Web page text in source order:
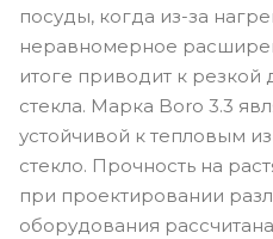
посуды, когда из-за
неравномерное
итоге приводит к
стекла. Марка Boro 3.3
устойчивой к тепловым
стекло. Прочность на
при проектировании
оборудования